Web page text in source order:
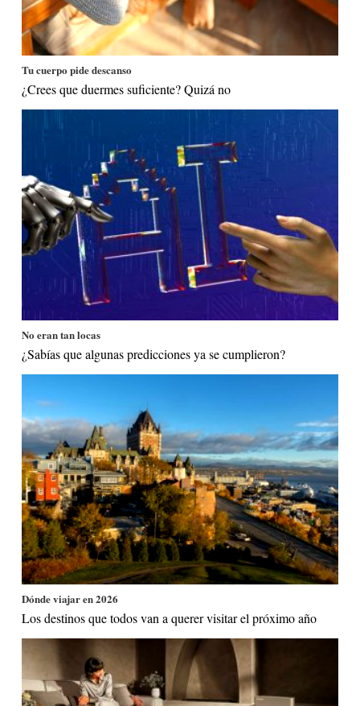
Tu cuerpo pide descanso
¿Crees que duermes suficiente? Quizá no
No eran tan locas
¿Sabías que algunas predicciones ya se cumplieron?
Dónde viajar en 2026
Los destinos que todos van a querer visitar el próximo año